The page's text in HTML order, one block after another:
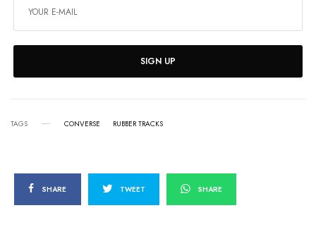
SIGN UP
TAGS CONVERSE RUBBER TRACKS
SHARE TWEET SHARE